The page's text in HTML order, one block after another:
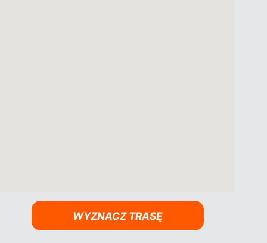
WYZNACZ TRASĘ